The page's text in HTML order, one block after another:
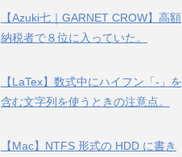
【Azuki七｜GARNET CROW】高額
納税者で８位に入っていた。
【LaTex】数式中にハイフン「-」を
含む文字列を使うときの注意点。
【Mac】NTFS 形式の HDD に書き